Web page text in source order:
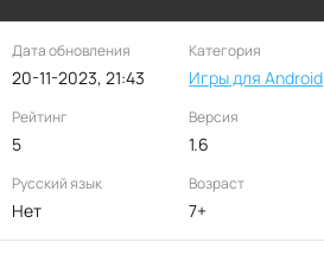
Дата обновления
20-11-2023, 21:43
Категория
Игры для Android
Рейтинг
5
Версия
1.6
Русский язык
Нет
Возраст
7+